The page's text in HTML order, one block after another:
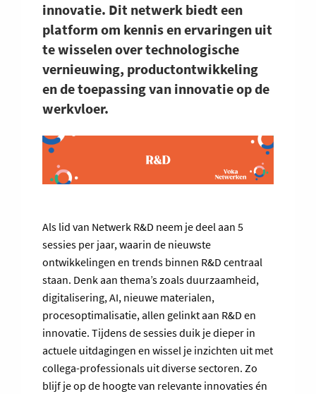
innovatie. Dit netwerk biedt een
platform om kennis en ervaringen uit
te wisselen over technologische
vernieuwing, productontwikkeling
en de toepassing van innovatie op de
werkvloer.
Als lid van Netwerk R&D neem je deel aan 5
sessies per jaar, waarin de nieuwste
ontwikkelingen en trends binnen R&D centraal
staan. Denk aan thema’s zoals duurzaamheid,
digitalisering, AI, nieuwe materialen,
procesoptimalisatie, allen gelinkt aan R&D en
innovatie. Tijdens de sessies duik je dieper in
actuele uitdagingen en wissel je inzichten uit met
collega-professionals uit diverse sectoren. Zo
blijf je op de hoogte van relevante innovaties én